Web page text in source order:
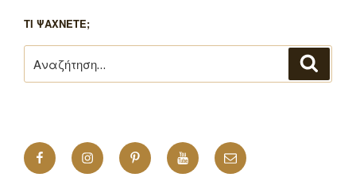
ΤΙ ΨΑΧΝΕΤΕ;
για:
FacebookInstagramPinterest YouTubeEmail